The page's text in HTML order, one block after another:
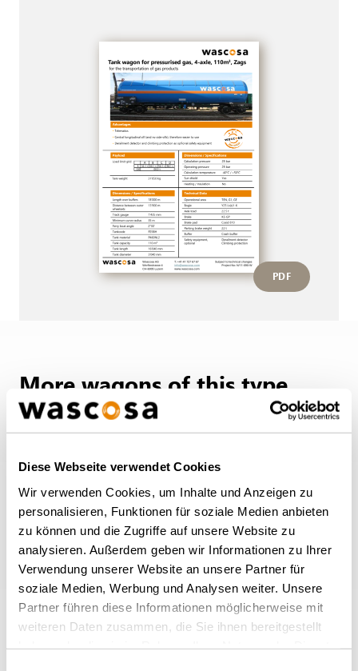
Diese Webseite verwendet Cookies
Wir verwenden Cookies, um Inhalte und Anzeigen zu
personalisieren, Funktionen für soziale Medien anbieten
zu können und die Zugriffe auf unsere Website zu
analysieren. Außerdem geben wir Informationen zu Ihrer
Verwendung unserer Website an unsere Partner für
soziale Medien, Werbung und Analysen weiter. Unsere
Partner führen diese Informationen möglicherweise mit
weiteren Daten zusammen, die Sie ihnen bereitgestellt
PDF
More wagons of this type
BACK TO OVERVIEW
Chemical tank wagon Zacens
Universal chemical tank wagon, stainless steel,
75m³, Zacens